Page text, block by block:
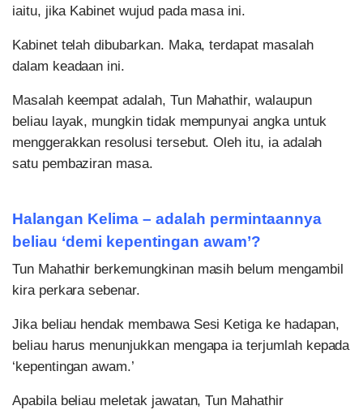
iaitu, jika Kabinet wujud pada masa ini.
Kabinet telah dibubarkan. Maka, terdapat masalah
dalam keadaan ini.
Masalah keempat adalah, Tun Mahathir, walaupun
beliau layak, mungkin tidak mempunyai angka untuk
menggerakkan resolusi tersebut. Oleh itu, ia adalah
satu pembaziran masa.
Halangan Kelima – adalah permintaannya
beliau ‘demi kepentingan awam’?
Tun Mahathir berkemungkinan masih belum mengambil
kira perkara sebenar.
Jika beliau hendak membawa Sesi Ketiga ke hadapan,
beliau harus menunjukkan mengapa ia terjumlah kepada
‘kepentingan awam.’
Apabila beliau meletak jawatan, Tun Mahathir